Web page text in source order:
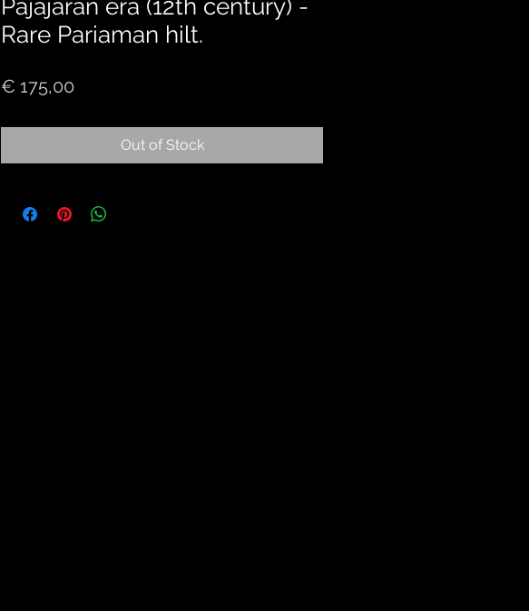
Pajajaran era (12th century) -
Rare Pariaman hilt.
€ 175,00
Out of Stock